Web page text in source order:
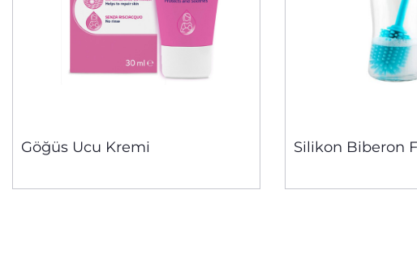
Göğüs Ucu Kremi Silikon Biberon